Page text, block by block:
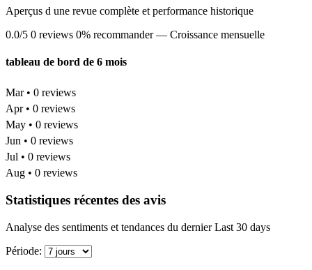
Aperçus d une revue complète et performance historique
0.0/5 0 reviews 0% recommander — Croissance mensuelle
tableau de bord de 6 mois
Mar • 0 reviews
Apr • 0 reviews
May • 0 reviews
Jun • 0 reviews
Jul • 0 reviews
Aug • 0 reviews
Statistiques récentes des avis
Analyse des sentiments et tendances du dernier Last 30 days
Période: